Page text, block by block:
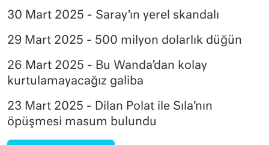
30 Mart 2025 - Saray’ın yerel skandalı
29 Mart 2025 - 500 milyon dolarlık düğün
26 Mart 2025 - Bu Wanda’dan kolay
kurtulamayacağız galiba
23 Mart 2025 - Dilan Polat ile Sıla’nın
öpüşmesi masum bulundu